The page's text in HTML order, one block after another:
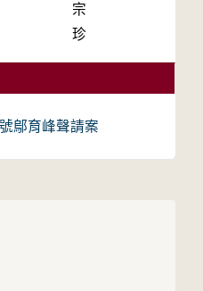
宗
珍
鄔育峰聲請案